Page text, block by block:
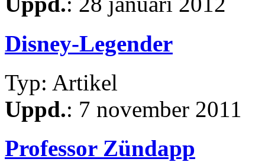
Disney-Legender
Typ: Artikel
Uppd.: 7 november 2011
Professor Zündapp